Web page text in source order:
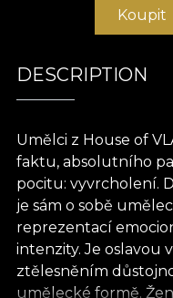
Koupit
DESCRIPTION
Umělci z House of
faktu, absolutního
pocitu: vyvrcholení.
je sám o sobě
reprezentací
intenzity. Je oslavou
ztělesněním
umělecké formě.